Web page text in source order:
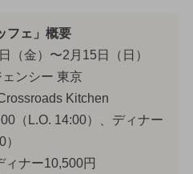
フェ」概要
（金）〜2月15日（日）
ンシー 東京
Kitchen
（L.O. 14:00）、ディナー
ィナー10,500円